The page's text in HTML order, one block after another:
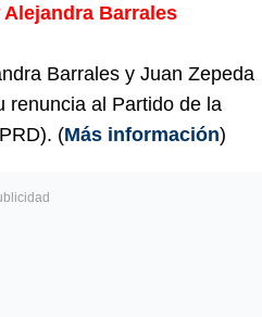
Alejandra Barrales
Barrales y Juan Zepeda
renuncia al Partido de la
(Más información)